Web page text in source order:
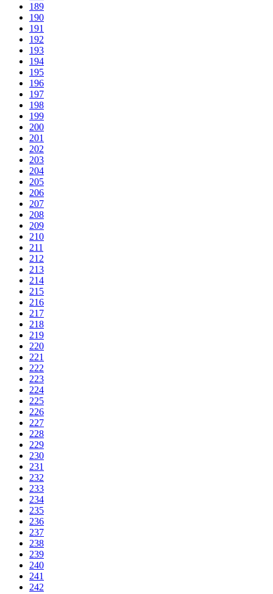
189
190
191
192
193
194
195
196
197
198
199
200
201
202
203
204
205
206
207
208
209
210
211
212
213
214
215
216
217
218
219
220
221
222
223
224
225
226
227
228
229
230
231
232
233
234
235
236
237
238
239
240
241
242